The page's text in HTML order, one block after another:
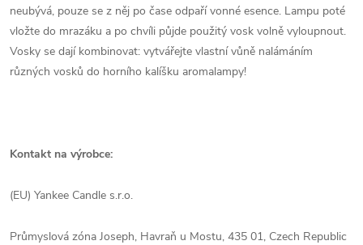
neubývá, pouze se z něj po čase odpaří vonné esence. Lampu poté
vložte do mrazáku a po chvíli půjde použitý vosk volně vyloupnout.
Vosky se dají kombinovat: vytvářejte vlastní vůně nalámáním
různých vosků do horního kalíšku aromalampy!
Kontakt na výrobce:
(EU) Yankee Candle s.r.o.
Průmyslová zóna Joseph, Havraň u Mostu, 435 01, Czech Republic